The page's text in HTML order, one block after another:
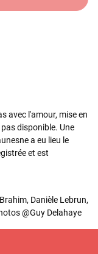
avec l'amour, mise en
disponible. Une
a eu lieu le
et est
Danièle Lebrun,
@Guy Delahaye